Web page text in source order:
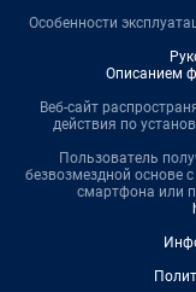
Особенности
Описанием
Веб-сайт
действия по
Пользователь
безвозмездной основе
смартфона или